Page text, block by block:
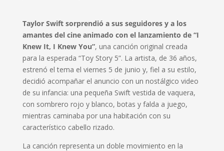
Taylor Swift sorprendió a sus seguidores y a los
amantes del cine animado con el lanzamiento de “I
Knew It, I Knew You”, una canción original creada
para la esperada “Toy Story 5”. La artista, de 36 años,
estrenó el tema el viernes 5 de junio y, fiel a su estilo,
decidió acompañar el anuncio con un nostálgico video
de su infancia: una pequeña Swift vestida de vaquera,
con sombrero rojo y blanco, botas y falda a juego,
mientras caminaba por una habitación con su
característico cabello rizado.
La canción representa un doble movimiento en la